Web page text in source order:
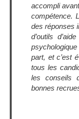
accompli
compétence.
des réponses
d’outils
part, et c’est
tous les
les conseils
bonnes